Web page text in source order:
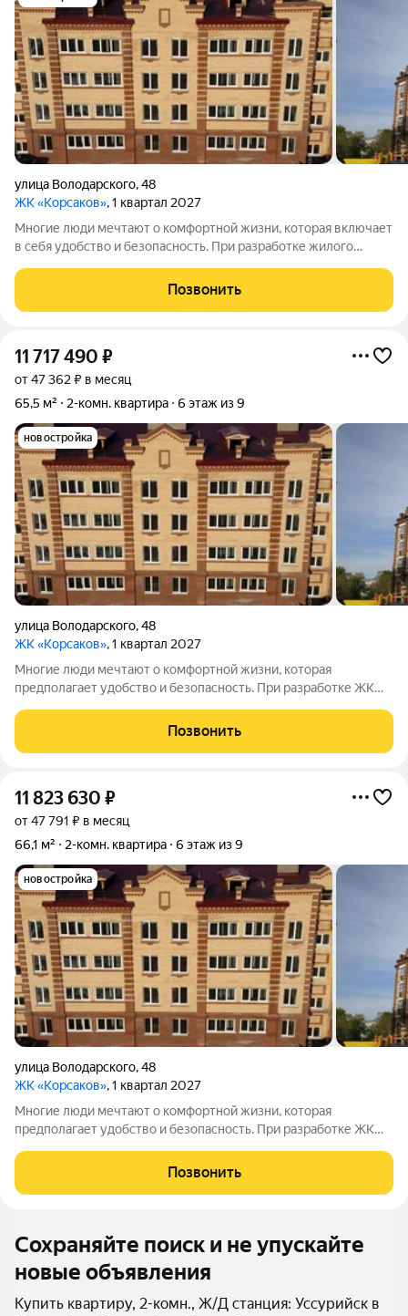
улица Володарского,48
ЖК «Корсаков», 1 квартал 2027
Многие люди мечтают о комфортной жизни, которая включает
в себя удобство и безопасность. При разработке жилого
потребности будущих жильцов. Что мы предлагаем:
Позвонить
11 717 490 ₽
от 47 362 ₽ в месяц
65,5 м²
2-комн. квартира 6 этаж из 9
новостройка
улица Володарского,48
ЖК «Корсаков», 1 квартал 2027
Многие люди мечтают о комфортной жизни, которая
предполагает удобство и безопасность. При разработке ЖК
жильцов и старались создать пространство, которое будет
отвечать вашим ожиданиям. Среди
Позвонить
11 823 630 ₽
от 47 791 ₽ в месяц
66,1 м²
2-комн. квартира 6 этаж из 9
новостройка
улица Володарского,48
ЖК «Корсаков», 1 квартал 2027
Многие люди мечтают о комфортной жизни, которая
предполагает удобство и безопасность. При разработке ЖК
жильцов и старались создать пространство, которое будет
отвечать вашим ожиданиям. Разнообразные
Позвонить
Сохраняйте поиск и не упускайте
новые объявления
Купить квартиру, 2-комн., Ж/Д станция: Уссурийск в